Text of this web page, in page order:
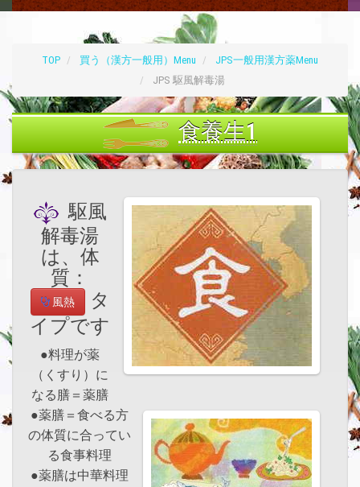
TOP 買う（漢方一般用）Menu
JPS一般用漢方薬Menu
JPS 駆風解毒湯
食養生1
駆風
解毒湯
は、体
質：
風熱
タ
イプです
●料理が薬
（くすり）に
なる膳＝薬膳
●薬膳＝食べる方
の体質に合ってい
る食事料理
●薬膳は中華料理